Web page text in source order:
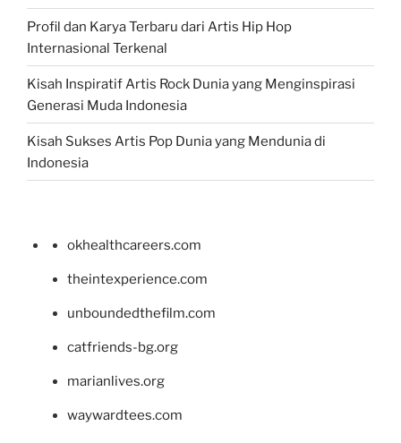
Profil dan Karya Terbaru dari Artis Hip Hop
Internasional Terkenal
Kisah Inspiratif Artis Rock Dunia yang Menginspirasi
Generasi Muda Indonesia
Kisah Sukses Artis Pop Dunia yang Mendunia di
Indonesia
okhealthcareers.com
theintexperience.com
unboundedthefilm.com
catfriends-bg.org
marianlives.org
waywardtees.com